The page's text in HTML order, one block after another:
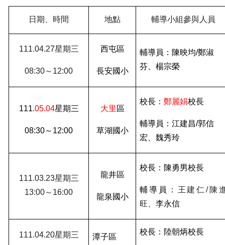
日期、時間 地點 輔導小組參與人員
111.04.27星期三
08:30～ 12:00
西屯區
長安國小
輔導員：陳映均/鄭淑
芬、楊宗榮
111.05.04星期三
08:30～ 12:00
大里 區
草湖國小
校長：鄭麗娟校長
輔導員：江建昌/郭信
宏、魏秀玲
111.03.23星期三
13:00～ 16:00
龍井區
龍泉國小
校長：陳勇男校長
輔導員： 王建仁/陳
旺、李永信
111.04.20星期三 潭子區
校長：陸朝炳校長